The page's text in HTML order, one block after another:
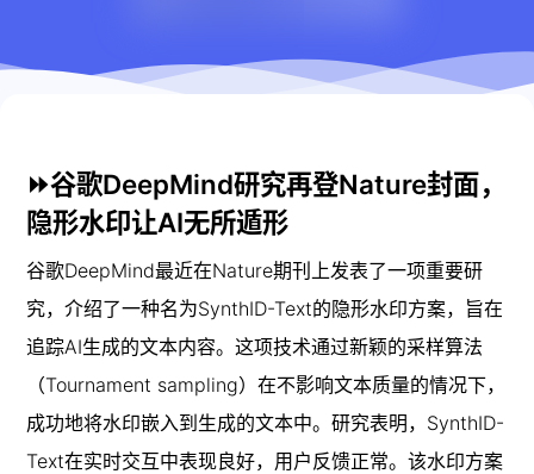
⏩谷歌DeepMind研究再登Nature封面，
隐形水印让AI无所遁形
谷歌DeepMind最近在Nature期刊上发表了一项重要研
究，介绍了一种名为SynthID-Text的隐形水印方案，旨在
追踪AI生成的文本内容。这项技术通过新颖的采样算法
（Tournament sampling）在不影响文本质量的情况下，
成功地将水印嵌入到生成的文本中。研究表明，SynthID-
Text在实时交互中表现良好，用户反馈正常。该水印方案